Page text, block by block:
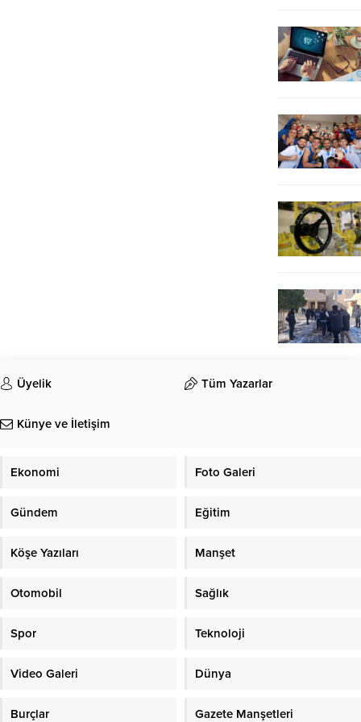
Üyelik Tüm Yazarlar
Künye ve İletişim
Ekonomi Foto Galeri
Gündem Eğitim
Köşe Yazıları Manşet
Otomobil Sağlık
Spor Teknoloji
Video Galeri Dünya
Burçlar Gazete Manşetleri